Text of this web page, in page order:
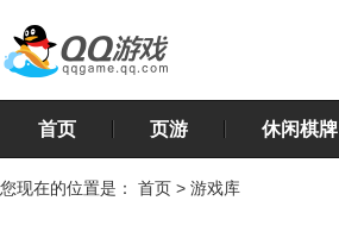
首页 页游 休闲棋牌
您现在的位置是： 首页 > 游戏库